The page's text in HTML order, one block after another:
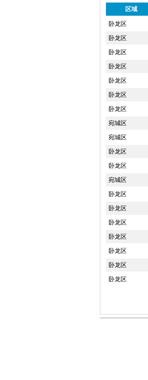
区域
卧龙区
卧龙区
卧龙区
卧龙区
卧龙区
卧龙区
卧龙区
宛城区
宛城区
卧龙区
卧龙区
宛城区
卧龙区
卧龙区
卧龙区
卧龙区
卧龙区
卧龙区
卧龙区